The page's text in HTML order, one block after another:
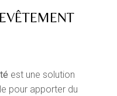
est une solution
pour apporter du